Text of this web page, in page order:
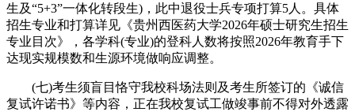
生及“5+3”一体化转段生)，此中退役士兵专项打算5人。具体
招生专业和打算详见《贵州西医药大学2026年硕士研究生招生
专业目次》，各学科(专业)的登科人数将按照2026年教育手下
达现实规模数和生源环境做响应调整。
(七)考生须盲目恪守我校科场法则及考生所签订的《诚信
复试许诺书》等内容，正在我校复试工做竣事前不得对外透露